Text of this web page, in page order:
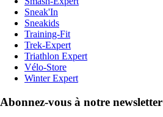
Sneak'In
Sneakids
Training-Fit
Trek-Expert
Triathlon Expert
Vélo-Store
Winter Expert
Abonnez-vous à notre newsletter